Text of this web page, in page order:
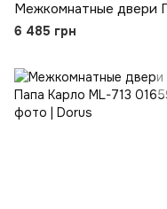
6 485 грн